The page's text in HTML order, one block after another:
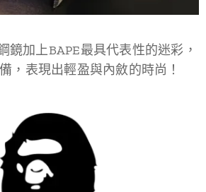
鏡加上BAPE最具代表性的迷彩，
，表現出輕盈與內斂的時尚！